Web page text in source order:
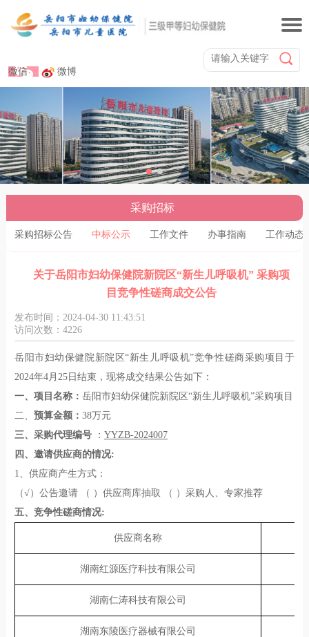
微信 微博
采购招标
采购招标公告 中标公示 工作文件 办事指南 工作动态
关于岳阳市妇幼保健院新院区“新生儿呼吸机” 采购项
目竞争性磋商成交公告
发布时间：2024-04-30 11:43:51
访问次数：4226
岳阳市妇幼保健院新院区“新生儿呼吸机”竞争性磋商采购项目于
2024年4月25日结束，现将成交结果公告如下：
一、项目名称： 岳阳市妇幼保健院新院区“新生儿呼吸机”采购项目
二、 预算金额： 38万元
三、 采购代理编号： YYZB-2024007
四 、邀请供应商的情况:
1、供应商产生方式：
（√）公告邀请 （ ）供应商库抽取 （ ）采购人、专家推荐
五、竞争性磋商情况:
供应商名称
湖南红源医疗科技有限公司
湖南仁涛科技有限公司
湖南东陵医疗器械有限公司